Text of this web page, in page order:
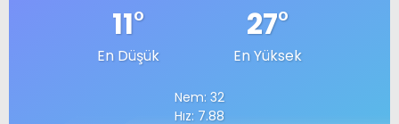
11°
En Düşük
27°
En Yüksek
Nem: 32
Hız: 7.88